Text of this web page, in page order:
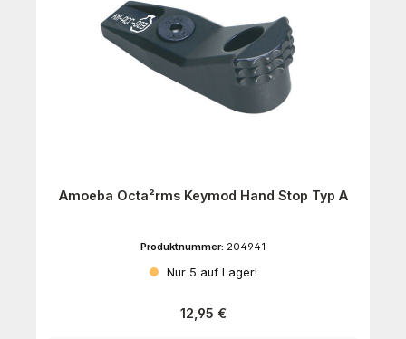
Amoeba Octa²rms Keymod Hand Stop Typ A
Produktnummer: 204941
Nur 5 auf Lager!
Regulärer Preis:
12,95 €